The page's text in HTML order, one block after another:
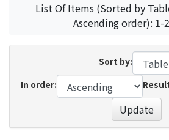
List Of Items (Sorted by
Ascending order): 1-
Sort by:
In order:
Update